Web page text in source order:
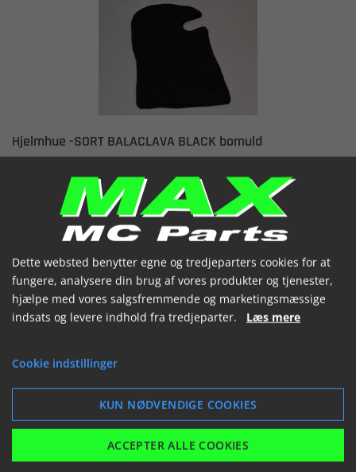
Hjelmhue -SORT BALACLAVA BLACK bomuld
71-80702 - SORT bomuld
Varenummer: 083700
31,44 kr.
Er på lager
 
Dette websted benytter egne og tredjeparters cookies for at
fungere, analysere din brug af vores produkter og tjenester,
hjælpe med vores salgsfremmende og marketingsmæssige
indsats og levere indhold fra tredjeparter. Læs mere
Cookie indstillinger
KUN NØDVENDIGE COOKIES
ACCEPTER ALLE COOKIES